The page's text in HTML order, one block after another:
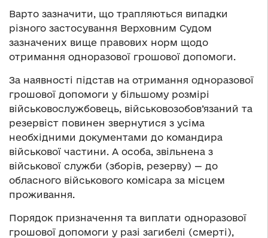
Варто зазначити, що трапляються випадки
різного застосування Верховним Судом
зазначених вище правових норм щодо
отримання одноразової грошової допомоги.
За наявності підстав на отримання одноразової
грошової допомоги у більшому розмірі
військовослужбовець, військовозобов’язаний та
резервіст повинен звернутися з усіма
необхідними документами до командира
військової частини. А особа, звільнена з
військової служби (зборів, резерву) — до
обласного військового комісара за місцем
проживання.
Порядок призначення та виплати одноразової
грошової допомоги у разі загибелі (смерті),